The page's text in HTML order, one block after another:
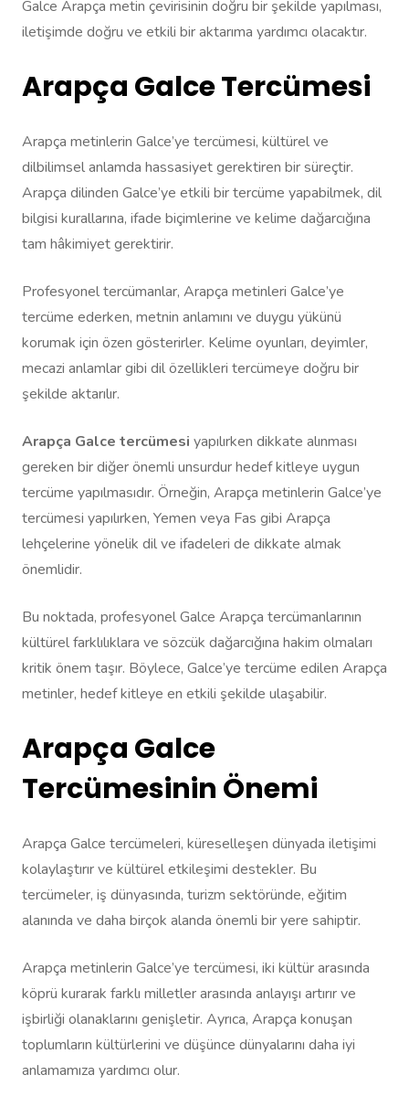
Galce Arapça metin çevirisinin doğru bir şekilde yapılması,
iletişimde doğru ve etkili bir aktarıma yardımcı olacaktır.
Arapça Galce Tercümesi
Arapça metinlerin Galce’ye tercümesi, kültürel ve
dilbilimsel anlamda hassasiyet gerektiren bir süreçtir.
Arapça dilinden Galce’ye etkili bir tercüme yapabilmek, dil
bilgisi kurallarına, ifade biçimlerine ve kelime dağarcığına
tam hâkimiyet gerektirir.
Profesyonel tercümanlar, Arapça metinleri Galce’ye
tercüme ederken, metnin anlamını ve duygu yükünü
korumak için özen gösterirler. Kelime oyunları, deyimler,
mecazi anlamlar gibi dil özellikleri tercümeye doğru bir
şekilde aktarılır.
Arapça Galce tercümesi yapılırken dikkate alınması
gereken bir diğer önemli unsurdur hedef kitleye uygun
tercüme yapılmasıdır. Örneğin, Arapça metinlerin Galce’ye
tercümesi yapılırken, Yemen veya Fas gibi Arapça
lehçelerine yönelik dil ve ifadeleri de dikkate almak
önemlidir.
Bu noktada, profesyonel Galce Arapça tercümanlarının
kültürel farklılıklara ve sözcük dağarcığına hakim olmaları
kritik önem taşır. Böylece, Galce’ye tercüme edilen Arapça
metinler, hedef kitleye en etkili şekilde ulaşabilir.
Arapça Galce
Tercümesinin Önemi
Arapça Galce tercümeleri, küreselleşen dünyada iletişimi
kolaylaştırır ve kültürel etkileşimi destekler. Bu
tercümeler, iş dünyasında, turizm sektöründe, eğitim
alanında ve daha birçok alanda önemli bir yere sahiptir.
Arapça metinlerin Galce’ye tercümesi, iki kültür arasında
köprü kurarak farklı milletler arasında anlayışı artırır ve
işbirliği olanaklarını genişletir. Ayrıca, Arapça konuşan
toplumların kültürlerini ve düşünce dünyalarını daha iyi
anlamamıza yardımcı olur.